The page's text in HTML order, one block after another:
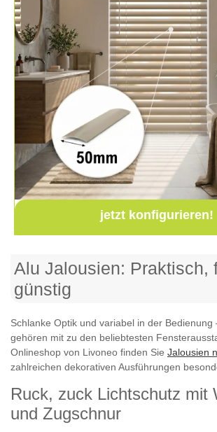
jetzt konfigurieren!
Alu Jalousien: Praktisch,
günstig
Schlanke Optik und variabel in der Bedienung
gehören mit zu den beliebtesten
Onlineshop von Livoneo finden Sie Jalousien
zahlreichen dekorativen Ausführungen
Ruck, zuck Lichtschutz mit
und Zugschnur